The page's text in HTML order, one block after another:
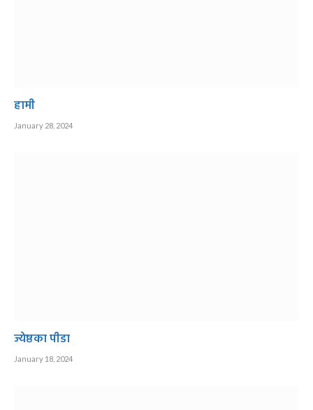
हामी
January 28, 2024
ज्येष्ठका पीडा
January 18, 2024